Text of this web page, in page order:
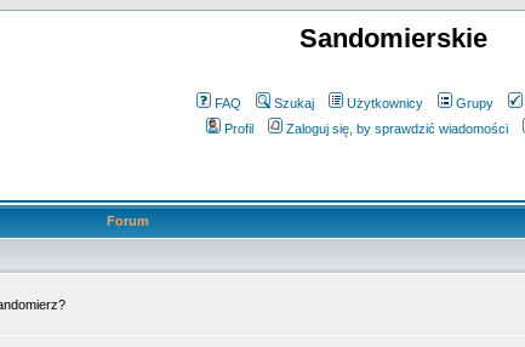
Sandomierskie
FAQ Szukaj Użytkownicy Grupy
Profil
Zaloguj się, by sprawdzić wiadomości
Forum